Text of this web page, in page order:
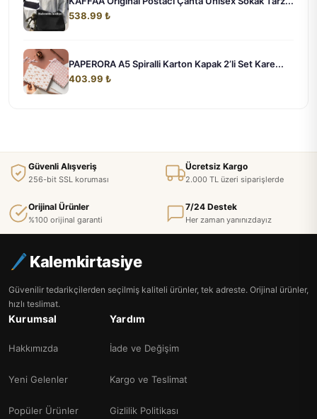
538.99 ₺
PAPERORA A5 Spiralli Karton Kapak 2’li Set Kare...
403.99 ₺
Güvenli Alışveriş
256-bit SSL koruması
Ücretsiz Kargo
2.000 TL üzeri siparişlerde
Orijinal Ürünler
%100 orijinal garanti
7/24 Destek
Her zaman yanınızdayız
Kalemkirtasiye
Güvenilir tedarikçilerden seçilmiş kaliteli ürünler, tek adreste. Orijinal ürünler,
hızlı teslimat.
Kurumsal
Hakkımızda
Yeni Gelenler
Popüler Ürünler
Yardım
İade ve Değişim
Kargo ve Teslimat
Gizlilik Politikası